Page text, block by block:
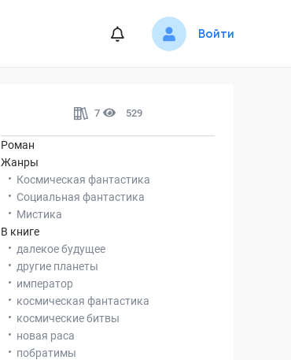
Войти
7 529
Роман
Жанры
Космическая фантастика
Социальная фантастика
Мистика
В книге
далекое будущее
другие планеты
император
космическая фантастика
космические битвы
новая раса
побратимы